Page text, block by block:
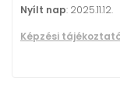
Nyílt nap: 2025.11.12.
Képzési